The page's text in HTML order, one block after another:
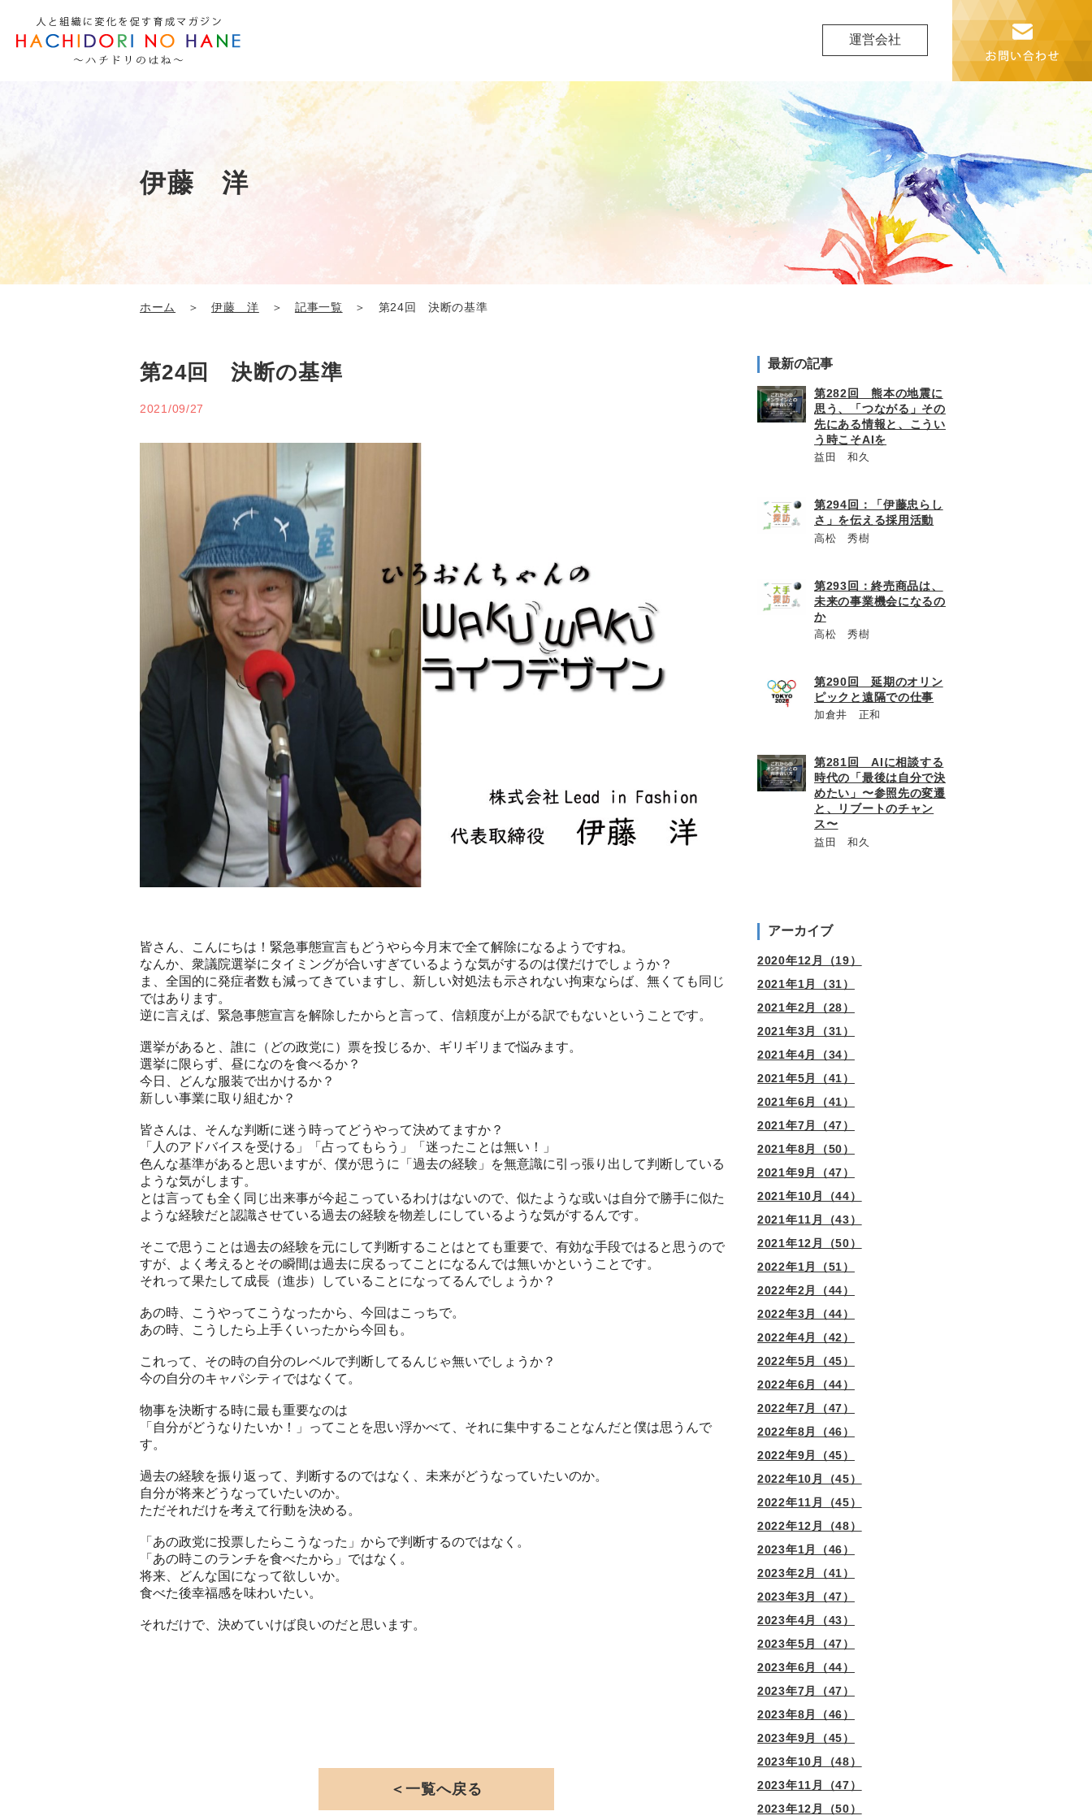
運営会社
伊藤 洋
ホーム ＞伊藤 洋 ＞ 記事一覧 ＞ 第24回 決断の基準
第24回 決断の基準
2021/09/27
皆さん、こんにちは！緊急事態宣言もどうやら今月末で全て解除になるようですね。
なんか、衆議院選挙にタイミングが合いすぎているような気がするのは僕だけでしょうか？
ま、全国的に発症者数も減ってきていますし、新しい対処法も示されない拘束ならば、無くても同じ
ではあります。
逆に言えば、緊急事態宣言を解除したからと言って、信頼度が上がる訳でもないということです。
選挙があると、誰に（どの政党に）票を投じるか、ギリギリまで悩みます。
選挙に限らず、昼になのを食べるか？
今日、どんな服装で出かけるか？
新しい事業に取り組むか？
皆さんは、そんな判断に迷う時ってどうやって決めてますか？
「人のアドバイスを受ける」「占ってもらう」「迷ったことは無い！」
色んな基準があると思いますが、僕が思うに「過去の経験」を無意識に引っ張り出して判断している
ような気がします。
とは言っても全く同じ出来事が今起こっているわけはないので、似たような或いは自分で勝手に似た
ような経験だと認識させている過去の経験を物差しにしているような気がするんです。
そこで思うことは過去の経験を元にして判断することはとても重要で、有効な手段ではると思うので
すが、よく考えるとその瞬間は過去に戻るってことになるんでは無いかということです。
それって果たして成長（進歩）していることになってるんでしょうか？
あの時、こうやってこうなったから、今回はこっちで。
あの時、こうしたら上手くいったから今回も。
これって、その時の自分のレベルで判断してるんじゃ無いでしょうか？
今の自分のキャパシティではなくて。
物事を決断する時に最も重要なのは
「自分がどうなりたいか！」ってことを思い浮かべて、それに集中することなんだと僕は思うんで
す。
過去の経験を振り返って、判断するのではなく、未来がどうなっていたいのか。
自分が将来どうなっていたいのか。
ただそれだけを考えて行動を決める。
「あの政党に投票したらこうなった」からで判断するのではなく。
「あの時このランチを食べたから」ではなく。
将来、どんな国になって欲しいか。
食べた後幸福感を味わいたい。
それだけで、決めていけば良いのだと思います。
＜一覧へ戻る
最新の記事
第282回 熊本の地震に
思う、「つながる」その
先にある情報と、こうい
う時こそAIを
益田 和久
第294回：「伊藤忠らし
さ」を伝える採用活動
高松 秀樹
第293回：終売商品は、
未来の事業機会になるの
か
高松 秀樹
第290回 延期のオリン
ピックと遠隔での仕事
加倉井 正和
第281回 AIに相談する
時代の「最後は自分で決
めたい」〜参照先の変遷
と、リブートのチャン
ス〜
益田 和久
アーカイブ
2020年12月（19）
2021年1月（31）
2021年2月（28）
2021年3月（31）
2021年4月（34）
2021年5月（41）
2021年6月（41）
2021年7月（47）
2021年8月（50）
2021年9月（47）
2021年10月（44）
2021年11月（43）
2021年12月（50）
2022年1月（51）
2022年2月（44）
2022年3月（44）
2022年4月（42）
2022年5月（45）
2022年6月（44）
2022年7月（47）
2022年8月（46）
2022年9月（45）
2022年10月（45）
2022年11月（45）
2022年12月（48）
2023年1月（46）
2023年2月（41）
2023年3月（47）
2023年4月（43）
2023年5月（47）
2023年6月（44）
2023年7月（47）
2023年8月（46）
2023年9月（45）
2023年10月（48）
2023年11月（47）
2023年12月（50）